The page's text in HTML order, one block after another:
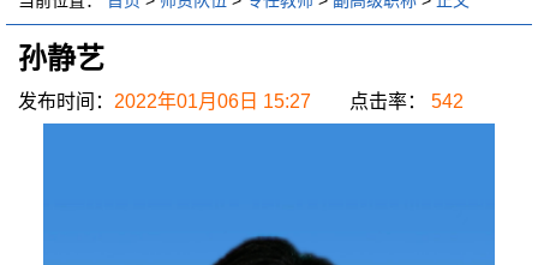
孙静艺
发布时间： 2022年01月06日 15:27 点击率： 542